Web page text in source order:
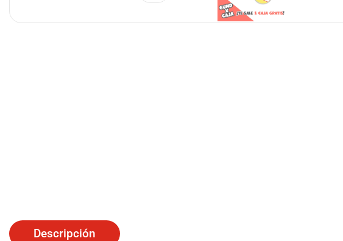
Descripción